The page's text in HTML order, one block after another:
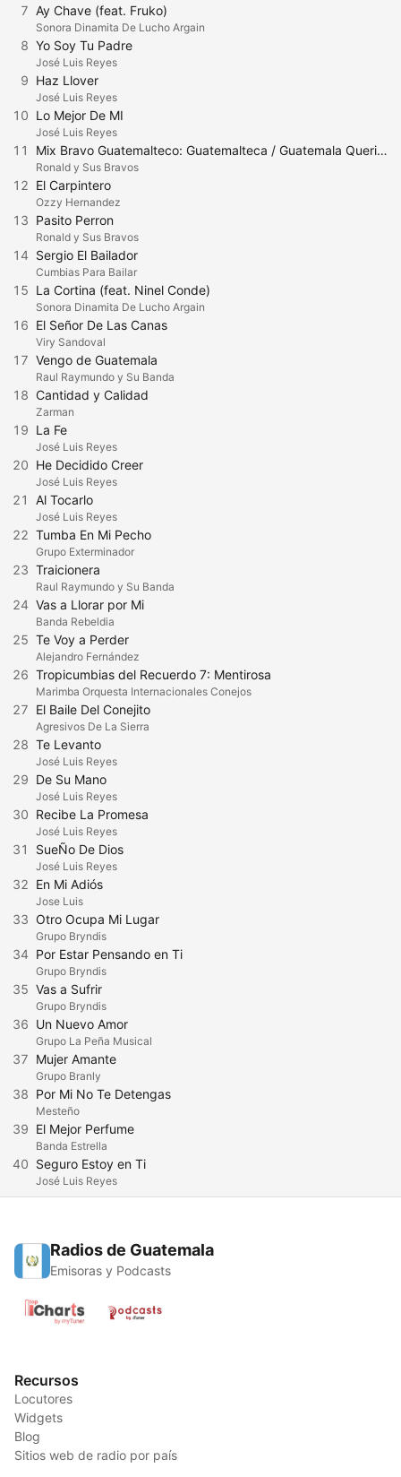
7 Ay Chave (feat. Fruko)
Sonora Dinamita De Lucho Argain
8 Yo Soy Tu Padre
José Luis Reyes
9 Haz Llover
José Luis Reyes
10 Lo Mejor De MI
José Luis Reyes
11 Mix Bravo Guatemalteco: Guatemalteca / Guatemala Querida (En Vivo)
Ronald y Sus Bravos
12 El Carpintero
Ozzy Hernandez
13 Pasito Perron
Ronald y Sus Bravos
14 Sergio El Bailador
Cumbias Para Bailar
15 La Cortina (feat. Ninel Conde)
Sonora Dinamita De Lucho Argain
16 El Señor De Las Canas
Viry Sandoval
17 Vengo de Guatemala
Raul Raymundo y Su Banda
18 Cantidad y Calidad
Zarman
19 La Fe
José Luis Reyes
20 He Decidido Creer
José Luis Reyes
21 Al Tocarlo
José Luis Reyes
22 Tumba En Mi Pecho
Grupo Exterminador
23 Traicionera
Raul Raymundo y Su Banda
24 Vas a Llorar por Mi
Banda Rebeldia
25 Te Voy a Perder
Alejandro Fernández
26 Tropicumbias del Recuerdo 7: Mentirosa
Marimba Orquesta Internacionales Conejos
27 El Baile Del Conejito
Agresivos De La Sierra
28 Te Levanto
José Luis Reyes
29 De Su Mano
José Luis Reyes
30 Recibe La Promesa
José Luis Reyes
31 SueÑo De Dios
José Luis Reyes
32 En Mi Adiós
Jose Luis
33 Otro Ocupa Mi Lugar
Grupo Bryndis
34 Por Estar Pensando en Ti
Grupo Bryndis
35 Vas a Sufrir
Grupo Bryndis
36 Un Nuevo Amor
Grupo La Peña Musical
37 Mujer Amante
Grupo Branly
38 Por Mi No Te Detengas
Mesteño
39 El Mejor Perfume
Banda Estrella
40 Seguro Estoy en Ti
José Luis Reyes
Radios de Guatemala
Emisoras y Podcasts
Recursos
Locutores
Widgets
Blog
Sitios web de radio por país